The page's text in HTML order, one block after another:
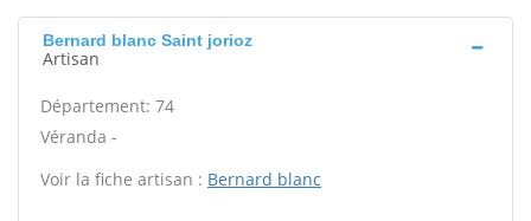
Bernard blanc Saint jorioz
Artisan
Département: 74
Véranda -
Voir la fiche artisan : Bernard blanc